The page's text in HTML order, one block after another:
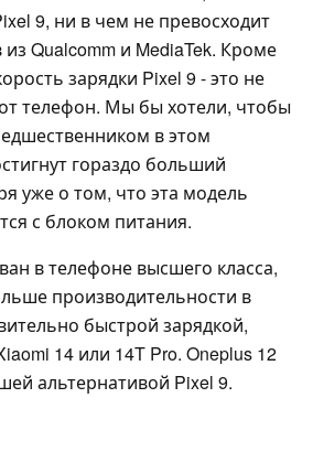
9, ни в чем не превосходит
Qualcomm и MediaTek. Кроме
зарядки Pixel 9 - это не
телефон. Мы бы хотели, чтобы
в этом
гораздо больший
уже о том, что эта модель
с блоком питания.
в телефоне высшего класса,
производительности в
быстрой зарядкой,
14 или 14T Pro. Oneplus 12
альтернативой Pixel 9.